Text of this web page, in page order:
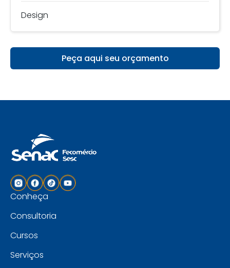
Design
Peça aqui seu orçamento
Conheça
Consultoria
Cursos
Serviços